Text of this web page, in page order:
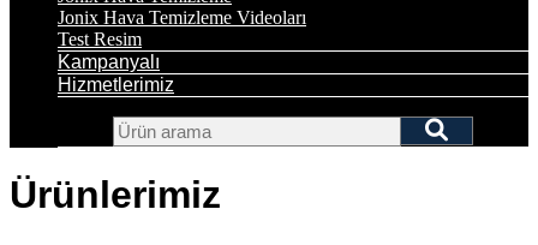
Jonix Hava Temizleme Videoları
Test Resim
Kampanyalı
Hizmetlerimiz
Ürünlerimiz